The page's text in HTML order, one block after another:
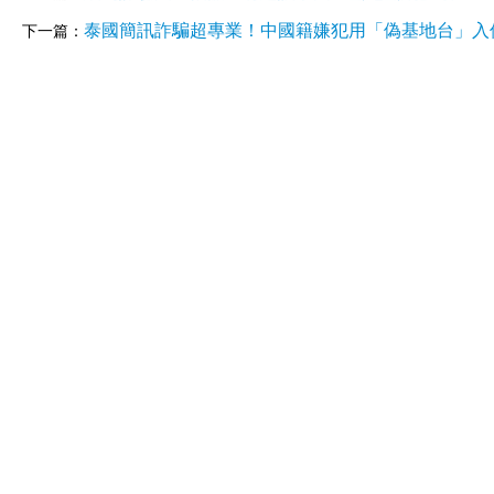
下一篇： 泰國簡訊詐騙超專業！中國籍嫌犯用「偽基地台」